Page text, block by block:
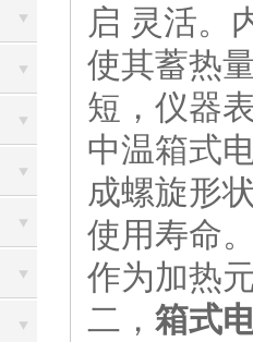
启 灵活。
使其蓄热
短，仪器
中温箱式
成螺旋形
使用寿命
作为加热
二， 箱式